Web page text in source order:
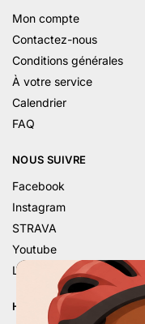
Mon compte
Contactez-nous
Conditions générales
À votre service
Calendrier
FAQ
NOUS SUIVRE
Facebook
Instagram
STRAVA
Youtube
Linkedin
HORAIRE D’ÉTÉ